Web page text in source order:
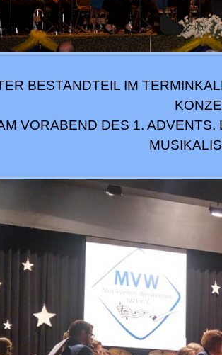
BESTANDTEIL IM
VORABEND DES 1.